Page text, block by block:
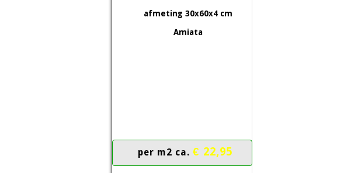
afmeting 30x60x4 cm
Amiata
per m2 ca. € 22,95